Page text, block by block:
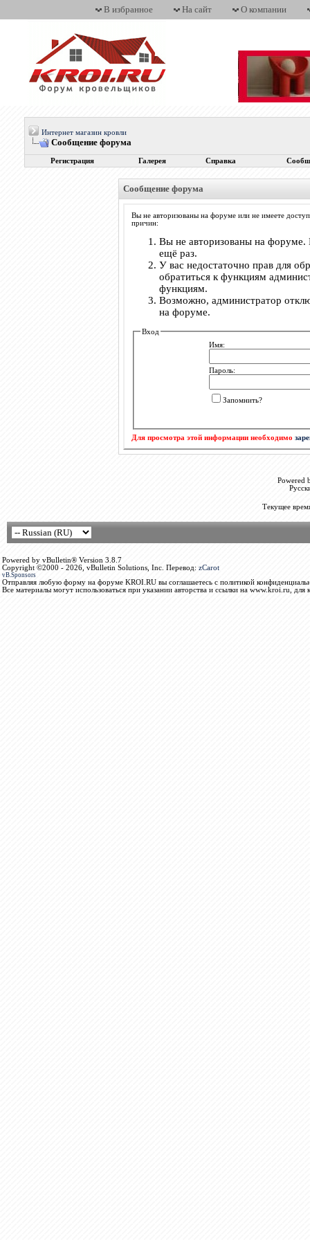
В избранное На сайт О компании
Интернет магазин кровли
Сообщение форума
Регистрация Галерея Справка
Сообщение форума
Вы не авторизованы на форуме или не имеете
причин:
Вы не авторизованы на форуме.
ещё раз.
У вас недостаточно прав для
обратиться к функциям
функциям.
Возможно, администратор
на форуме.
Вход
Имя:
Пароль:
Запомнить?
Для просмотра этой информации необходимо
Powered
Текущее
Powered by vBulletin® Version 3.8.7
Copyright ©2000 - 2026, vBulletin Solutions, Inc. Перевод: zCarot
vB.Sponsors
Отправляя любую форму на форуме KROI.RU вы соглашаетесь с политикой
Все материалы могут использоваться при указании авторства и ссылки на www.kroi.ru, для